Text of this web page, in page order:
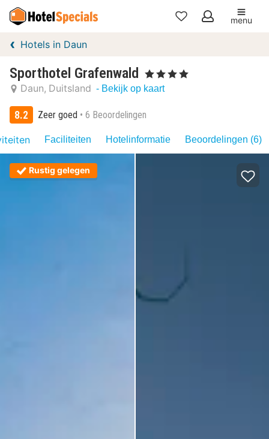
Mijn
menu
Hotels in Daun
Sporthotel Grafenwald , 4 Sterren
Daun Duitsland - Bekijk op kaart
8.2 Zeer goed 6 Beoordelingen
Faciliteiten Hotelinformatie Beoordelingen (6)
Rustig gelegen